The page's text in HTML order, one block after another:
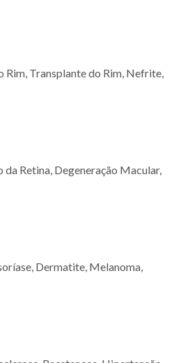
Rim, Transplante do Rim, Nefrite,
Retina, Degeneração Macular,
Dermatite, Melanoma,